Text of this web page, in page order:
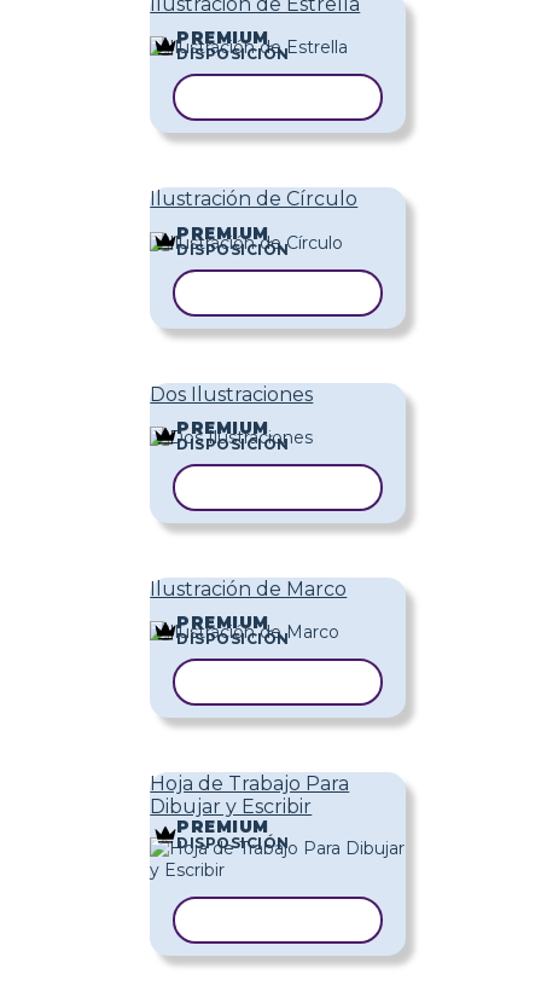
PREMIUM
DISPOSICIÓN
Ilustración de Círculo
PREMIUM
DISPOSICIÓN
Dos Ilustraciones
PREMIUM
DISPOSICIÓN
Ilustración de Marco
PREMIUM
DISPOSICIÓN
Hoja de Trabajo Para
Dibujar y Escribir
PREMIUM
DISPOSICIÓN